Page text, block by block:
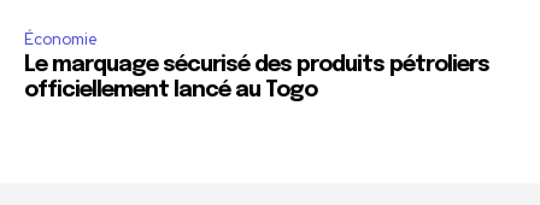
Économie
Le marquage sécurisé des produits pétroliers
officiellement lancé au Togo